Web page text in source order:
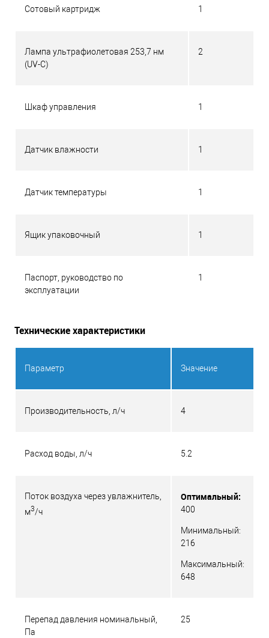
Сотовый картридж 1
Лампа ультрафиолетовая 253,7 нм
(UV-C)
2
Шкаф управления 1
Датчик влажности 1
Датчик температуры 1
Ящик упаковочный 1
Паспорт, руководство по
эксплуатации
1
Технические характеристики
Параметр Значение
Производительность, л/ч 4
Расход воды, л/ч 5.2
Поток воздуха через увлажнитель,
м3/ч
Оптимальный:
400
Минимальный:
216
Максимальный:
648
Перепад давления номинальный,
Па
25